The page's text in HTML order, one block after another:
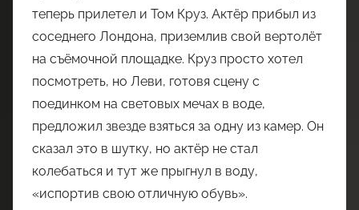
теперь прилетел и Том Круз. Актёр прибыл из
соседнего Лондона, приземлив свой вертолёт
на съёмочной площадке. Круз просто хотел
посмотреть, но Леви, готовя сцену с
поединком на световых мечах в воде,
предложил звезде взяться за одну из камер. Он
сказал это в шутку, но актёр не стал
колебаться и тут же прыгнул в воду,
«испортив свою отличную обувь».